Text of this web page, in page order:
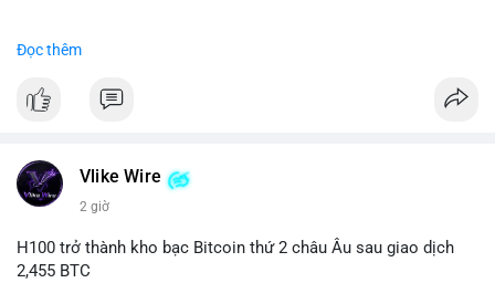
📰 Nguồn: CoinDesk
Đọc thêm
Vlike Wire
2 giờ
H100 trở thành kho bạc Bitcoin thứ 2 châu Âu sau giao dịch
2,455 BTC